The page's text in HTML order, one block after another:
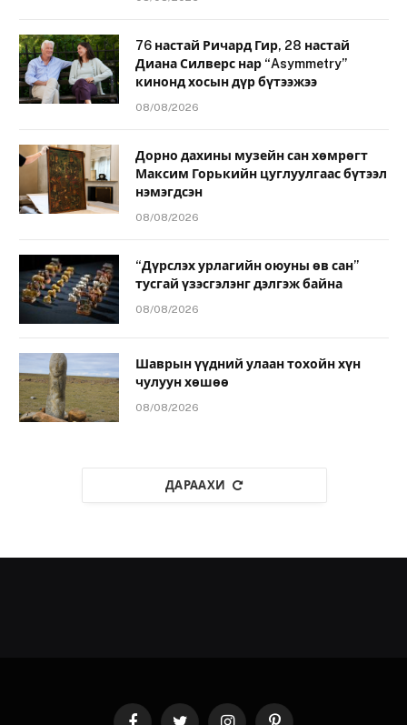
76 настай Ричард Гир, 28 настай
Диана Силверс нар “Asymmetry”
кинонд хосын дүр бүтээжээ
08/08/2026
Дорно дахины музейн сан хөмрөгт
Максим Горькийн цуглуулгаас бүтээл
нэмэгдсэн
08/08/2026
“Дүрслэх урлагийн оюуны өв сан”
тусгай үзэсгэлэнг дэлгэж байна
08/08/2026
Шаврын үүдний улаан тохойн хүн
чулуун хөшөө
08/08/2026
ДАРААХИ